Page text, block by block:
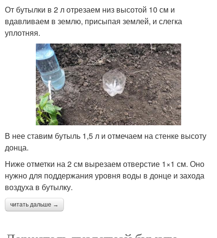
От бутылки в 2 л отрезаем низ высотой 10 см и
вдавливаем в землю, присыпая землей, и слегка
уплотняя.
В нее ставим бутыль 1,5 л и отмечаем на стенке высоту
донца.
Ниже отметки на 2 см вырезаем отверстие 1×1 см. Оно
нужно для поддержания уровня воды в донце и захода
воздуха в бутылку.
читать дальше →